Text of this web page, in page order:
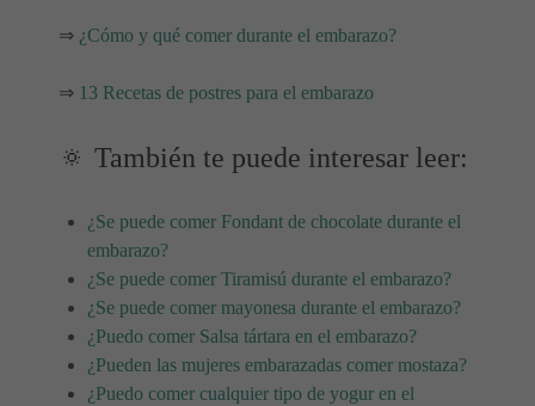
⇒ ¿Cómo y qué comer durante el embarazo?
⇒ 13 Recetas de postres para el embarazo
🔅 También te puede interesar leer:
¿Se puede comer Fondant de chocolate durante el
embarazo?
¿Se puede comer Tiramisú durante el embarazo?
¿Se puede comer mayonesa durante el embarazo?
¿Puedo comer Salsa tártara en el embarazo?
¿Pueden las mujeres embarazadas comer mostaza?
¿Puedo comer cualquier tipo de yogur en el